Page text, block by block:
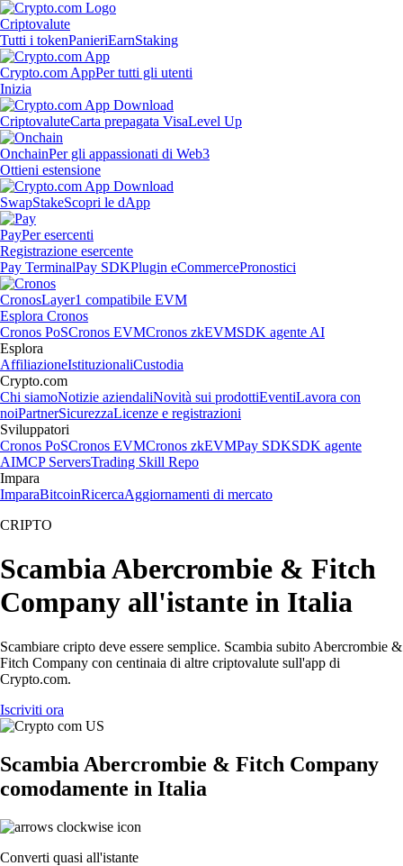
Criptovalute
Tutti i tokenPanieriEarnStaking
Crypto.com AppPer tutti gli utenti
Inizia
CriptovaluteCarta prepagata VisaLevel Up
OnchainPer gli appassionati di Web3
Ottieni estensione
SwapStakeScopri le dApp
PayPer esercenti
Registrazione esercente
Pay TerminalPay SDKPlugin eCommercePronostici
CronosLayer1 compatibile EVM
Esplora Cronos
Cronos PoSCronos EVMCronos zkEVMSDK agente AI
Esplora
AffiliazioneIstituzionaliCustodia
Crypto.com
Chi siamoNotizie aziendaliNovità sui prodottiEventiLavora con
noiPartnerSicurezzaLicenze e registrazioni
Sviluppatori
Cronos PoSCronos EVMCronos zkEVMPay SDKSDK agente
AIMCP ServersTrading Skill Repo
Impara
ImparaBitcoinRicercaAggiornamenti di mercato
CRIPTO
Scambia Abercrombie & Fitch
Company all'istante in Italia
Scambiare cripto deve essere semplice. Scambia subito Abercrombie &
Fitch Company con centinaia di altre criptovalute sull'app di
Crypto.com.
Iscriviti ora
Scambia Abercrombie & Fitch Company
comodamente in Italia
Converti quasi all'istante